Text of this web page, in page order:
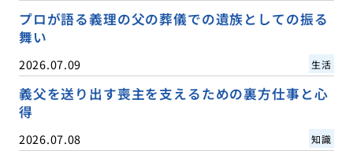
プロが語る義理の父の葬儀での遺族としての振る
舞い
2026.07.09 生活
義父を送り出す喪主を支えるための裏方仕事と心
得
2026.07.08 知識